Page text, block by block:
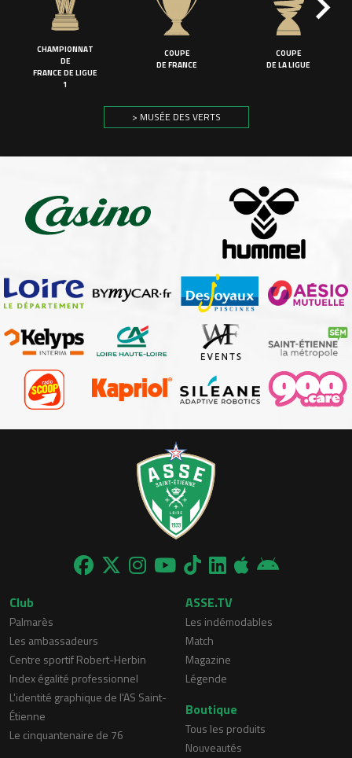
CHAMPIONNAT
DE
FRANCE DE LIGUE
1
COUPE
DE FRANCE
COUPE
DE LA LIGUE
> MUSÉE DES VERTS
Club
Palmarès
Les ambassadeurs
Centre sportif Robert-Herbin
Index égalité professionnel
L'identité graphique de l'AS Saint-
Étienne
Le cinquantenaire de 76
ASSE.TV
Les indémodables
Match
Magazine
Légende
Boutique
Tous les produits
Nouveautés